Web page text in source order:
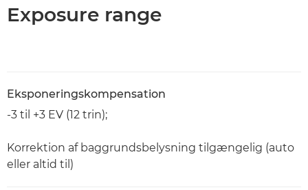
Exposure range
Eksponeringskompensation
-3 til +3 EV (12 trin);
Korrektion af baggrundsbelysning tilgængelig (auto
eller altid til)